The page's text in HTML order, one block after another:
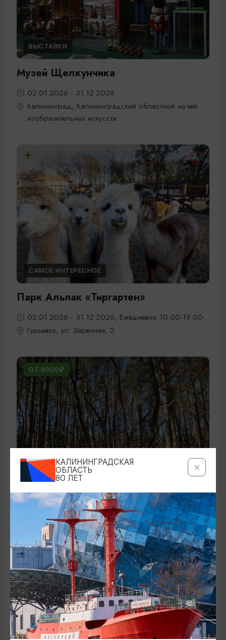
ВЫСТАВКИ
Музей Щелкунчика
02.01.2026 - 31.12.2026
Калининград, Калининградский областной музей
изобразительных искусств
САМОЕ ИНТЕРЕСНОЕ
Парк Альпак «Тиргартен»
02.01.2026 - 31.12.2026, Ежедневно 10:00-19:00
Гурьевск, ул. Заречная, 2
ОТ 9000₽
ЭКСКУРСИИ УЧРЕЖДЕНИЙ КУЛЬТУРЫ
Аудиоспектакль «Истории Куршской
косы»
01.02.2026 - 31.12.2026, 13:00
Куршская коса
ОТ 2500₽
КАЛИНИНГРАДСКАЯ
ОБЛАСТЬ
80 ЛЕТ